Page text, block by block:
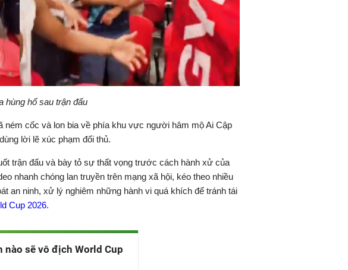
hùng hổ sau trận đấu
ném cốc và lon bia về phía khu vực người hâm mộ Ai Cập
lời lẽ xúc phạm đối thủ.
trận đấu và bày tỏ sự thất vọng trước cách hành xử của
nhanh chóng lan truyền trên mạng xã hội, kéo theo nhiều
an ninh, xử lý nghiêm những hành vi quá khích để tránh tái
Cup 2026.
nào sẽ vô địch World Cup